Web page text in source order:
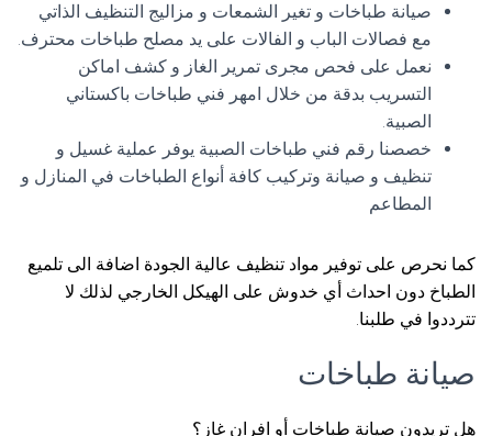
صيانة طباخات و تغير الشمعات و مزاليج التنظيف الذاتي
مع فصالات الباب و الفالات على يد مصلح طباخات محترف.
نعمل على فحص مجرى تمرير الغاز و كشف اماكن
التسريب بدقة من خلال امهر فني طباخات باكستاني
الصبية.
خصصنا رقم فني طباخات الصبية يوفر عملية غسيل و
تنظيف و صيانة وتركيب كافة أنواع الطباخات في المنازل و
المطاعم
كما نحرص على توفير مواد تنظيف عالية الجودة اضافة الى تلميع
الطباخ دون احداث أي خدوش على الهيكل الخارجي لذلك لا
تترددوا في طلبنا.
صيانة طباخات
هل تريدون صيانة طباخات أو افران غاز؟